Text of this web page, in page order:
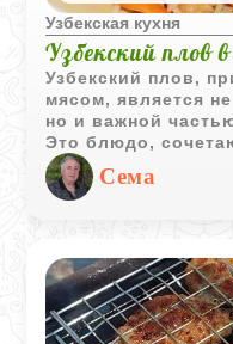
Узбекская кухня
Узбекский плов
Узбекский плов,
мясом, является
но и важной
Это блюдо,
специи и сочное
вкусом и
излюбленным на
Сема